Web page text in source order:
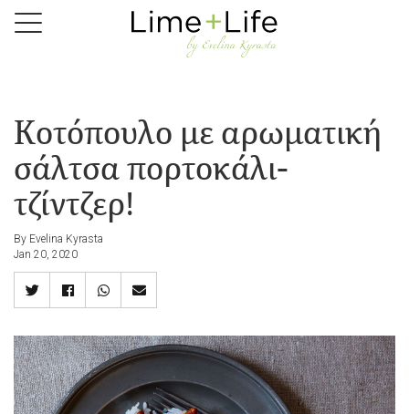
Skip
to
Κοτόπουλο με αρωματική
σάλτσα πορτοκάλι-
τζίντζερ!
By Evelina Kyrasta
Jan 20, 2020